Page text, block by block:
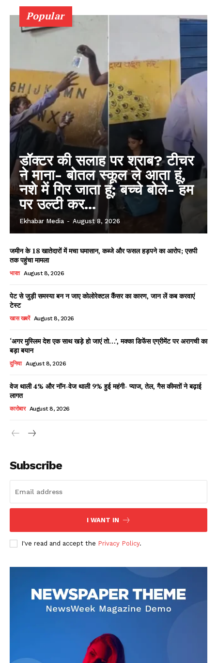
Contact us
Popular
डॉक्टर की सलाह पर शराब? टीचर
ने माना- बोतल स्कूल ले आता हूं,
नशे में गिर जाता हूं; बच्चे बोले- हम
पर उल्टी कर...
Ekhabar Media - August 8, 2026
जमीन के 18 खातेदारों में मचा घमासान, कब्जे और फसल हड़पने का आरोप; एसपी
तक पहुंचा मामला
भारत August 8, 2026
पेट से जुड़ी समस्या बन न जाए कोलोरेक्टल कैंसर का कारण, जान लें कब करवाएं
टेस्ट
खास खबरें August 8, 2026
‘अगर मुस्लिम देश एक साथ खड़े हो जाएं तो…’, मक्का डिफेंस एग्रीमेंट पर अरागची का
बड़ा बयान
दुनिया August 8, 2026
वेज थाली 4% और नॉन-वेज थाली 9% हुई महंगी- प्याज, तेल, गैस कीमतों ने बढ़ाई
लागत
कारोबार August 8, 2026
Subscribe
I WANT IN
I've read and accept the Privacy Policy.